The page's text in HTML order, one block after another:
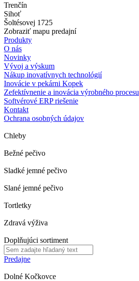
Trenčín
Sihoť
Šoltésovej 1725
Zobraziť mapu predajní
Produkty
O nás
Novinky
Vývoj a výskum
Nákup inovatívnych technológií
Inovácie v pekárni Kopek
Zefektívnenie a inovácia výrobného procesu
Softvérové ERP riešenie
Kontakt
Ochrana osobných údajov
Chleby
Bežné pečivo
Sladké jemné pečivo
Slané jemné pečivo
Tortletky
Zdravá výživa
Doplňujúci sortiment
Predajne
Dolné Kočkovce